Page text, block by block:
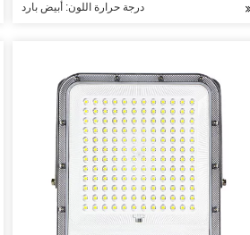
درجة حرارة اللون: أبيض بارد